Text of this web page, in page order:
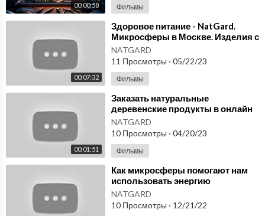
00:00:58 Фильмы
00:07:32
⁣Здоровое питание - NatGard.
Микросферы в Москве. Изделия с
наполнителем из микросфер.
NATGARD
11 Просмотры · 05/22/23
Фильмы
00:01:51
⁣Заказать натуральные
деревенские продукты в онлайн
магазине NatGard. Микросферы в
Москве
NATGARD
10 Просмотры · 04/20/23
Фильмы
⁣Как микросферы помогают нам
использовать энергию
человеческого тела.
Микросферы купить в Москве
NATGARD
10 Просмотры · 12/21/22